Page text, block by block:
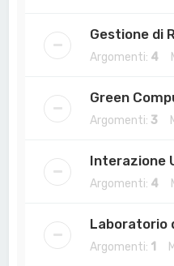
Gestione di
Argomenti: 4
Green
Argomenti: 3
Interazione
Argomenti: 4
Laboratorio
Argomenti: 1